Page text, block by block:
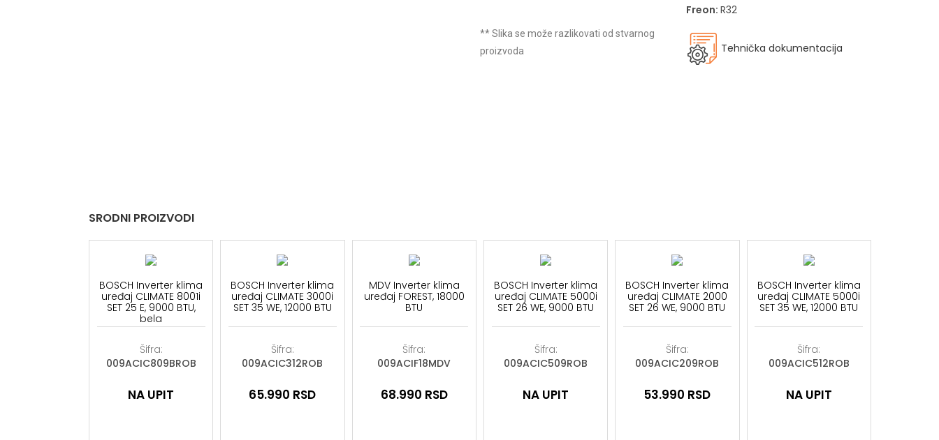
** Slika se može razlikovati od stvarnog
proizvoda
Freon: R32
Tehnička dokumentacija
SRODNI PROIZVODI
BOSCH Inverter klima
uređaj CLIMATE 8001i
SET 25 E, 9000 BTU,
bela
Šifra:
009ACIC809BROB
NA UPIT
BOSCH Inverter klima
uređaj CLIMATE 3000i
SET 35 WE, 12000 BTU
Šifra:
009ACIC312ROB
65.990 RSD
MDV Inverter klima
uređaj FOREST, 18000
BTU
Šifra:
009ACIF18MDV
68.990 RSD
BOSCH Inverter klima
uređaj CLIMATE 5000i
SET 26 WE, 9000 BTU
Šifra:
009ACIC509ROB
NA UPIT
BOSCH Inverter klima
uređaj CLIMATE 2000
SET 26 WE, 9000 BTU
Šifra:
009ACIC209ROB
53.990 RSD
BOSCH Inverter klima
uređaj CLIMATE 5000i
SET 35 WE, 12000 BTU
Šifra:
009ACIC512ROB
NA UPIT